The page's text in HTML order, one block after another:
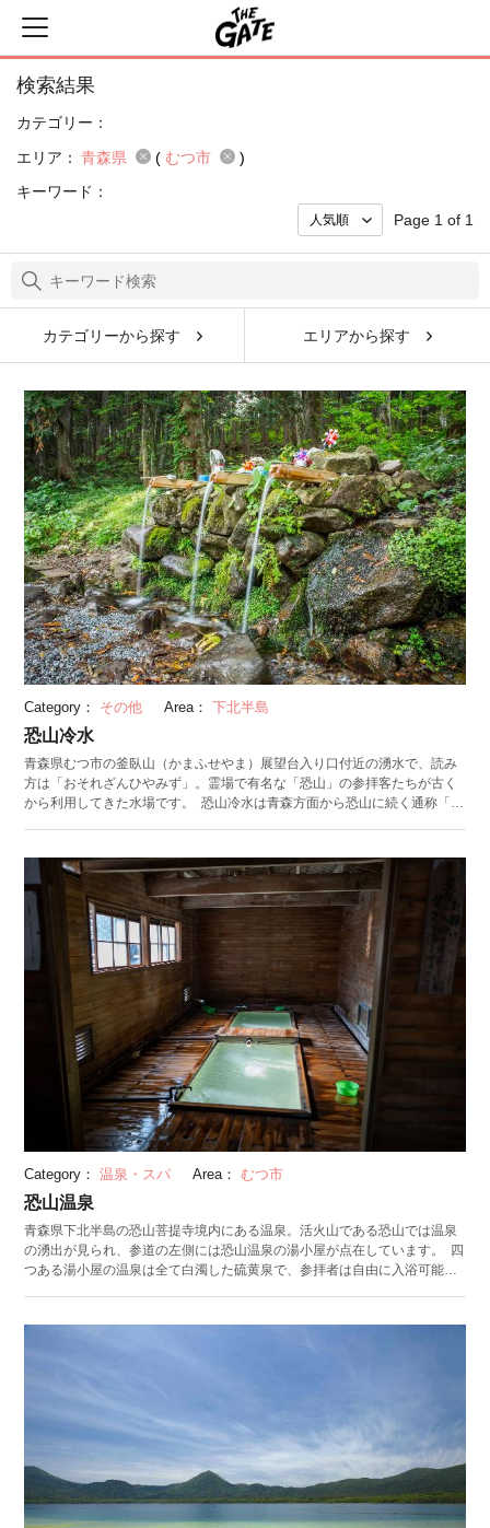
検索結果
カテゴリー：
エリア： 青森県 ( むつ市
)
キーワード：
Page 1 of 1
カテゴリーから探す エリアから探す
Category： その他 Area： 下北半島
恐山冷水
青森県むつ市の釜臥山（かまふせやま）展望台入り口付近の湧水で、読み
方は「おそれざんひやみず」。霊場で有名な「恐山」の参拝客たちが古く
から利用してきた水場です。 恐山冷水は青森方面から恐山に続く通称「恐
停めて水を飲む人も多いようです。 恐山冷水はこの世とあの世の境界とも
いわれており、この冷水で手や口を洗い恐山へ入るのがならわしとされて
きました。「冷水を1杯飲めば10年、2杯飲めば20年、3杯飲めば死ぬまで
若返る」という伝承も残っており、恐山冷水の湧水は不老水とも呼ばれて
います。 （公開日：2024/6/28 最終更新日：2024/6/28）
Category： 温泉・スパ Area： むつ市
恐山温泉
青森県下北半島の恐山菩提寺境内にある温泉。活火山である恐山では温泉
の湧出が見られ、参道の左側には恐山温泉の湯小屋が点在しています。 四
つある湯小屋の温泉は全て白濁した硫黄泉で、参拝者は自由に入浴可能。
類の使用も禁止です。 木造の湯小屋は男湯・女湯・男女入れ替え制・混浴
め境内から少し歩くことになります。境内に近い湯小屋の周囲には参拝客
も多いため、静かに入浴したい場合は「花染の湯」がおすすめ。タオルは
恐山の売店でも販売しています。 （公開日：2024/7/30 最終更新日：
2024/7/30）